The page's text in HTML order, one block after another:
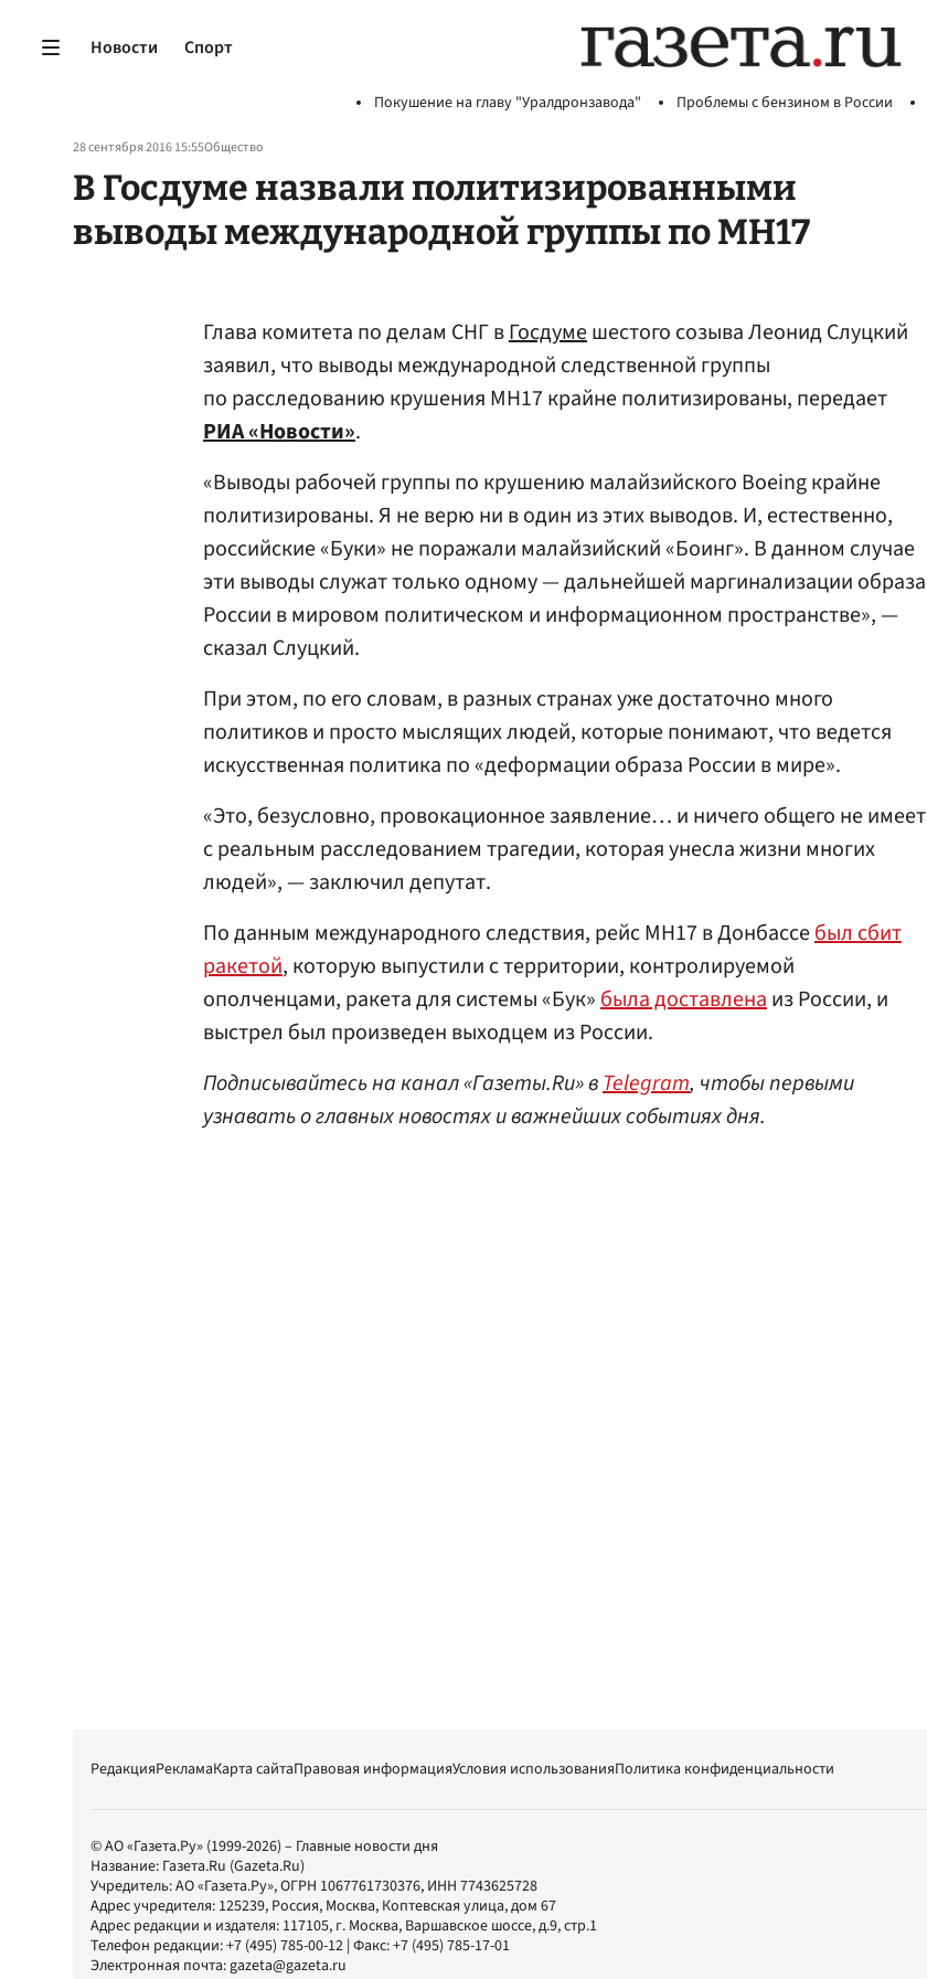
Новости Спорт
Покушение на главу "Уралдронзавода" Проблемы с бензином в России
28 сентября 2016 15:55Общество
В Госдуме назвали политизированными
выводы международной группы по МН17
Глава комитета по делам СНГ вГосдумешестого созыва Леонид Слуцкий
заявил, что выводы международной следственной группы
по расследованию крушения MH17 крайне политизированы, передает
РИА «Новости».
«Выводы рабочей группы по крушению малайзийского Boeing крайне
политизированы. Я не верю ни в один из этих выводов. И, естественно,
российские «Буки» не поражали малайзийский «Боинг». В данном случае
эти выводы служат только одному — дальнейшей маргинализации образа
России в мировом политическом и информационном пространстве», —
сказал Слуцкий.
При этом, по его словам, в разных странах уже достаточно много
политиков и просто мыслящих людей, которые понимают, что ведется
искусственная политика по «деформации образа России в мире».
«Это, безусловно, провокационное заявление… и ничего общего не имеет
с реальным расследованием трагедии, которая унесла жизни многих
людей», — заключил депутат.
По данным международного следствия, рейс MH17 в Донбассебыл сбит
ракетой, которую выпустили с территории, контролируемой
ополченцами, ракета для системы «Бук»была доставленаиз России, и
выстрел был произведен выходцем из России.
Подписывайтесь на канал «Газеты.Ru» вTelegram, чтобы первыми
узнавать о главных новостях и важнейших событиях дня.
РедакцияРекламаКарта сайтаПравовая информацияУсловия использованияПолитика конфиденциальности
© АО «Газета.Ру» (1999-2026) – Главные новости дня
Название: Газета.Ru (Gazeta.Ru)
Учредитель:АО «Газета.Ру», ОГРН 1067761730376, ИНН 7743625728
Адрес учредителя: 125239, Россия, Москва, Коптевская улица, дом 67
Адрес редакции и издателя: 117105, г. Москва, Варшавское шоссе, д.9, стр.1
Телефон редакции:+7 (495) 785-00-12 | Факс:+7 (495) 785-17-01
Электронная почта:gazeta@gazeta.ru